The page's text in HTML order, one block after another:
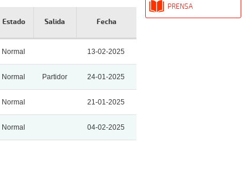
Estado Salida Fecha
Normal 13-02-2025
Normal Partidor 24-01-2025
Normal 21-01-2025
Normal 04-02-2025
PRENSA